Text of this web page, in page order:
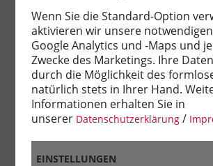
Unternehmen*
Ich möchte*
Wenn Sie die Standard-Option
aktivieren wir unsere
Google Analytics und -Maps und
Zwecke des Marketings. Ihre
durch die Möglichkeit des
natürlich stets in Ihrer Hand.
Informationen erhalten Sie in
unserer Datenschutzerklärung /
EINSTELLUNGEN